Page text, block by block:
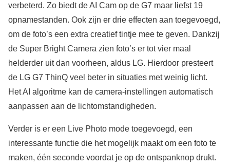
verbeterd. Zo biedt de AI Cam op de G7 maar liefst 19
opnamestanden. Ook zijn er drie effecten aan toegevoegd,
om de foto’s een extra creatief tintje mee te geven. Dankzij
de Super Bright Camera zien foto’s er tot vier maal
helderder uit dan voorheen, aldus LG. Hierdoor presteert
de LG G7 ThinQ veel beter in situaties met weinig licht.
Het AI algoritme kan de camera-instellingen automatisch
aanpassen aan de lichtomstandigheden.
Verder is er een Live Photo mode toegevoegd, een
interessante functie die het mogelijk maakt om een foto te
maken, één seconde voordat je op de ontspanknop drukt.